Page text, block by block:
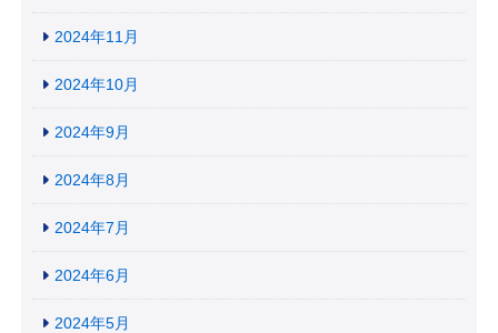
2024年11月
2024年10月
2024年9月
2024年8月
2024年7月
2024年6月
2024年5月